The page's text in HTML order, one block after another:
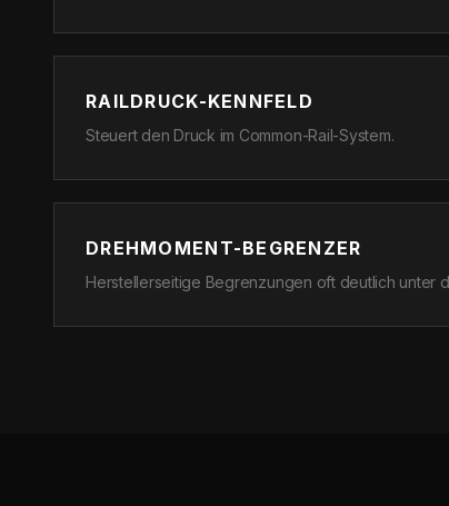
RAILDRUCK-KENNFELD
Steuert den Druck im Common-Rail-System.
DREHMOMENT-BEGRENZER
Herstellerseitige Begrenzungen oft deutlich unter